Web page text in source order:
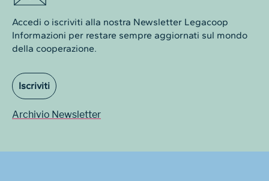
Accedi o iscriviti alla nostra Newsletter Legacoop
Informazioni per restare sempre aggiornati sul mondo
della cooperazione.
Iscriviti
Archivio Newsletter